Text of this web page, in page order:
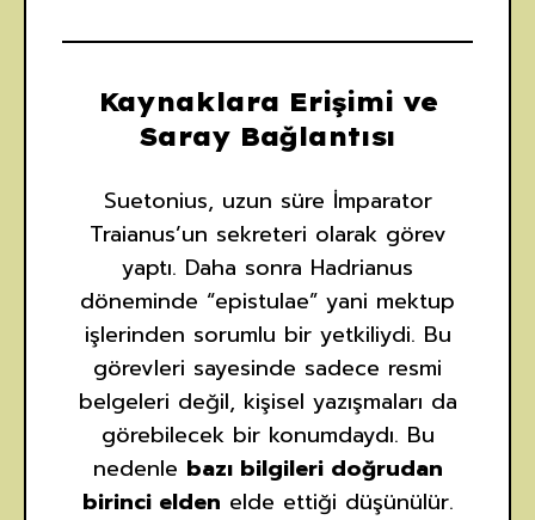
Kaynaklara Erişimi ve
Saray Bağlantısı
Suetonius, uzun süre İmparator
Traianus’un sekreteri olarak görev
yaptı. Daha sonra Hadrianus
döneminde “epistulae” yani mektup
işlerinden sorumlu bir yetkiliydi. Bu
görevleri sayesinde sadece resmi
belgeleri değil, kişisel yazışmaları da
görebilecek bir konumdaydı. Bu
nedenle bazı bilgileri doğrudan
birinci elden elde ettiği düşünülür.